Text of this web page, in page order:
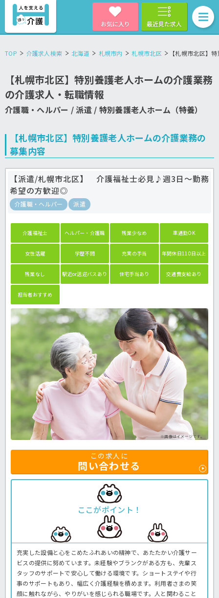
お気に入り 最近見た求人
TOP 介護求人検索 北海道 札幌市内 札幌市北区 【札幌市北区】
【札幌市北区】特別養護老人ホームの介護業務
の介護求人・転職情報
介護職・ヘルパー / 派遣 / 特別養護老人ホーム（特養）
【札幌市北区】特別養護老人ホームの介護業務の
募集内容
【派遣/札幌市北区】 介護福祉士必見♪週3日～勤務
希望の方歓迎◎
介護職・ヘルパー 派遣
介護福祉士 ヘルパー・介護職 残業少なめ 車通勤OK
女性活躍 学歴不問 充実の手当 年間休日110日以上
残業なし 駅近or送迎バスあり 住宅手当あり 交通費支給あり
担当者おすすめ
※画像はイメージです。
この求人に
問い合わせる
ここがポイント！
充実した設備と心をこめたふれあいの精神で、あたたかい介護サー
ビスの提供に努めています。未経験やブランクがある方も、先輩ス
タッフのサポートで安心して働ける環境です。ショートステイや行
事のサポートもあり、幅広く介護経験を積めます。利用者さまの笑
顔に触れながら、やりがいを感じられる職場です。人と関わること